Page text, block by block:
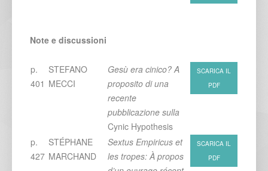
Note e discussioni
p.
401
STEFANO
MECCI
Gesù era cinico? A
proposito di una
recente
pubblicazione sulla
Cynic Hypothesis
SCARICA IL
PDF
p.
427
STÉPHANE
MARCHAND
Sextus Empiricus et
les tropes: À propos
SCARICA IL
PDF